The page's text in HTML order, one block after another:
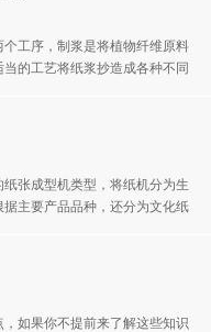
工序，制浆是将植物纤维原料
的工艺将纸浆抄造成各种不同
张成型机类型，将纸机分为生
主要产品品种，还分为文化纸
如果你不提前来了解这些知识